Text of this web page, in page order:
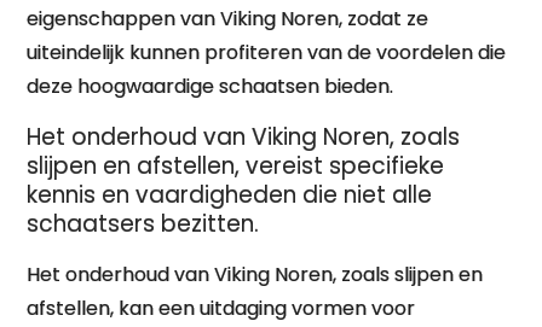
eigenschappen van Viking Noren, zodat ze
uiteindelijk kunnen profiteren van de voordelen die
deze hoogwaardige schaatsen bieden.
Het onderhoud van Viking Noren, zoals
slijpen en afstellen, vereist specifieke
kennis en vaardigheden die niet alle
schaatsers bezitten.
Het onderhoud van Viking Noren, zoals slijpen en
afstellen, kan een uitdaging vormen voor